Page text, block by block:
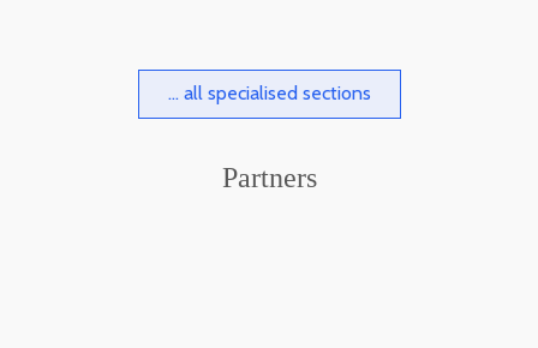
... all specialised sections
Partners